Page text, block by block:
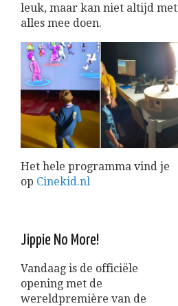
leuk, maar kan niet altijd met
alles mee doen.
Het hele programma vind je
op Cinekid.nl
Jippie No More!
Vandaag is de officiële
opening met de
wereldpremière van de